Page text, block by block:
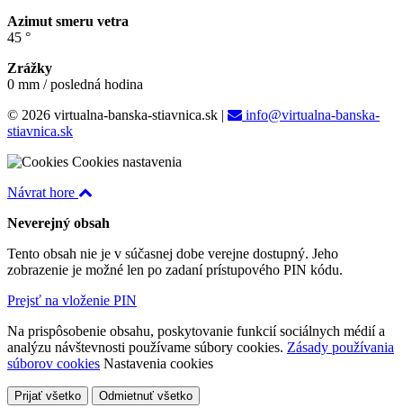
Azimut smeru vetra
45 °
Zrážky
0 mm / posledná hodina
© 2026 virtualna-banska-stiavnica.sk |
info@virtualna-banska-
stiavnica.sk
Cookies nastavenia
Návrat hore
Neverejný obsah
Tento obsah nie je v súčasnej dobe verejne dostupný. Jeho
zobrazenie je možné len po zadaní prístupového PIN kódu.
Prejsť na vloženie PIN
Na prispôsobenie obsahu, poskytovanie funkcií sociálnych médií a
analýzu návštevnosti používame súbory cookies. Zásady používania
súborov cookies Nastavenia cookies
Prijať všetko Odmietnuť všetko